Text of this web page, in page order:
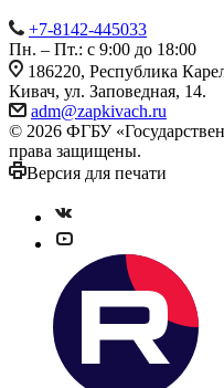
+7-8142-445033
Пн. – Пт.: с 9:00 до 18:00
186220, Республика
Кивач, ул. Заповедная, 14.
adm@zapkivach.ru
© 2026 ФГБУ
права защищены.
Версия для печати